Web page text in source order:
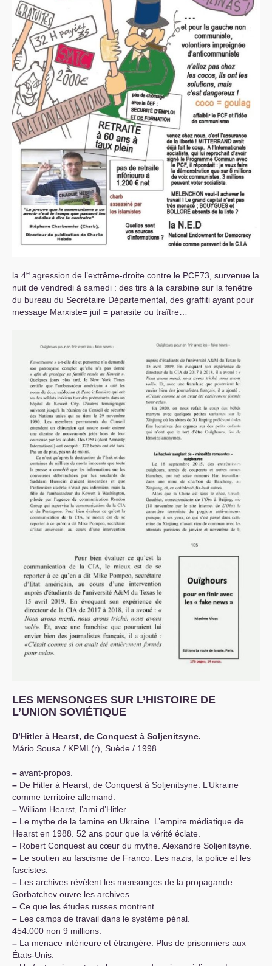
la 4e agression de l’extrême-droite contre le PCF73, survenue la
nuit de vendredi à samedi : des tirs à la carabine sur la fenêtre
du bureau du Secrétaire Départemental, des graffiti ayant pour
message Marxiste= juif = parasite ou traître…
LES MENSONGES SUR L’HISTOIRE DE
L’UNION SOVIÉTIQUE
D’Hitler à Hearst, de Conquest à Soljenitsyne.
Mário Sousa / KPML (r), Suède / 1998
– avant-propos.
– De Hitler à Hearst, de Conquest à Soljenitsyne. L’Ukraine
comme territoire allemand.
– William Hearst, l’ami d’Hitler.
– Le mythe de la famine en Ukraine. L’empire médiatique de
Hearst en 1988. 52 ans pour que la vérité éclate.
– Robert Conquest au cœur du mythe. Alexandre Soljenitsyne.
– Le soutien au fascisme de Franco. Les nazis, la police et les
fascistes.
– Les archives révèlent les mensonges de la propagande.
Gorbatchev ouvre les archives.
– Ce que les études russes montrent.
– Les camps de travail dans le système pénal.
454.000 non 9 millions.
– La menace intérieure et étrangère. Plus de prisonniers aux
États-Unis.